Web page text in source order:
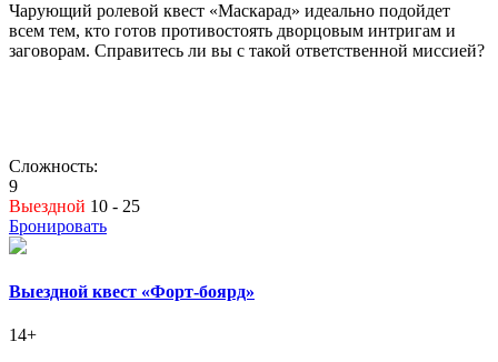
Чарующий ролевой квест «Маскарад» идеально подойдет
всем тем, кто готов противостоять дворцовым интригам и
заговорам. Справитесь ли вы с такой ответственной миссией?
Сложность:
9
Выездной 10 - 25
Бронировать
Выездной квест «Форт-боярд»
14+